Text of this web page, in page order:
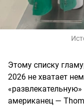
Этому списку
2026 не хватает
американец —